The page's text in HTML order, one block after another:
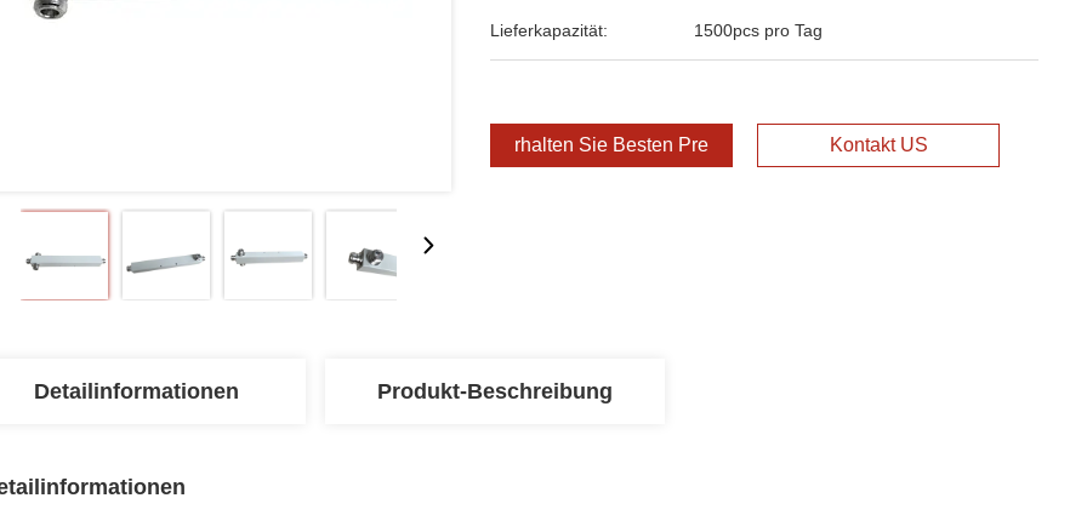
Lieferkapazität: 1500pcs pro Tag
Erhalten Sie Besten Preis Kontakt US
Detailinformationen Produkt-Beschreibung